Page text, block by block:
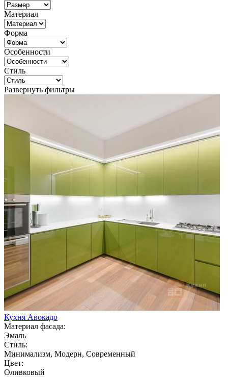
Материал
Форма
Особенности
Стиль
Развернуть фильтры
Кухня Авокадо
Материал фасада:
Эмаль
Стиль:
Минимализм, Модерн, Современный
Цвет:
Оливковый